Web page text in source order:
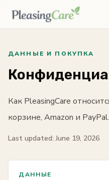
ДАННЫЕ И ПОКУПКА
Как PleasingCare
корзине, Amazon и PayPal.
Last updated: June 19, 2026
ДАННЫЕ